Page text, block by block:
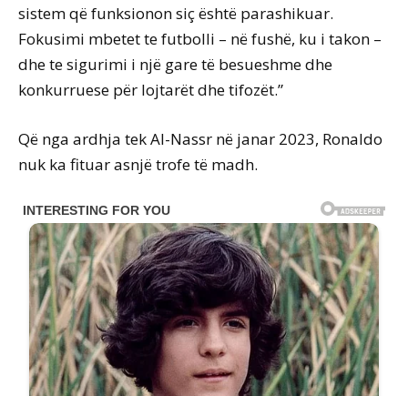
sistem që funksionon siç është parashikuar.
Fokusimi mbetet te futbolli – në fushë, ku i takon –
dhe te sigurimi i një gare të besueshme dhe
konkurruese për lojtarët dhe tifozët.”
Që nga ardhja tek Al-Nassr në janar 2023, Ronaldo
nuk ka fituar asnjë trofe të madh.